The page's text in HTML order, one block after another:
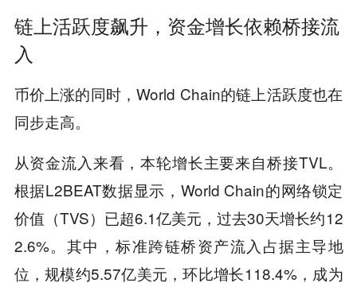
链上活跃度飙升，资金增长依赖桥接流
入
币价上涨的同时，World Chain的链上活跃度也在
同步走高。
从资金流入来看，本轮增长主要来自桥接TVL。
根据L2BEAT数据显示，World Chain的网络锁定
价值（TVS）已超6.1亿美元，过去30天增长约12
2.6%。其中，标准跨链桥资产流入占据主导地
位，规模约5.57亿美元，环比增长118.4%，成为